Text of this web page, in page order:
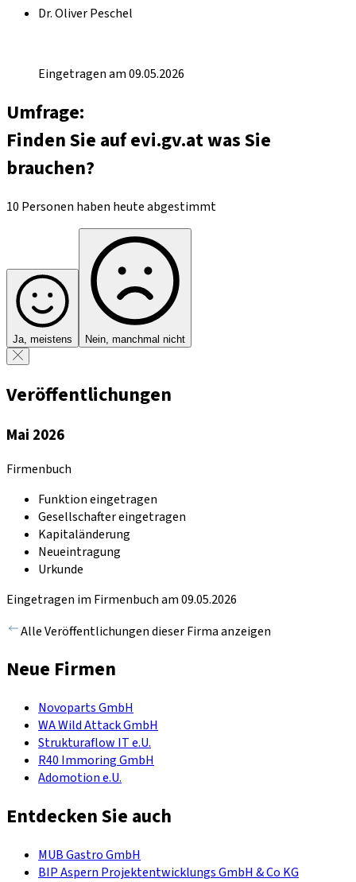
Dr. Oliver Peschel
Eingetragen am 09.05.2026
Umfrage:
Finden Sie auf evi.gv.at was Sie
brauchen?
10 Personen haben heute abgestimmt
Ja, meistens Nein, manchmal nicht
Veröffentlichungen
Mai 2026
Firmenbuch
Funktion eingetragen
Gesellschafter eingetragen
Kapitaländerung
Neueintragung
Urkunde
Eingetragen im Firmenbuch am 09.05.2026
Alle Veröffentlichungen dieser Firma anzeigen
Neue Firmen
Novoparts GmbH
WA Wild Attack GmbH
Strukturaflow IT e.U.
R40 Immoring GmbH
Adomotion e.U.
Entdecken Sie auch
MUB Gastro GmbH
BIP Aspern Projektentwicklungs GmbH & Co KG